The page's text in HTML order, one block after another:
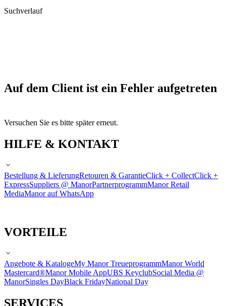
Suchverlauf
Auf dem Client ist ein Fehler aufgetreten
Versuchen Sie es bitte später erneut.
HILFE & KONTAKT
Bestellung & LieferungRetouren & GarantieClick + CollectClick +
ExpressSuppliers @ ManorPartnerprogrammManor Retail
MediaManor auf WhatsApp
VORTEILE
Angebote & KatalogeMy Manor TreueprogrammManor World
Mastercard®Manor Mobile AppUBS KeyclubSocial Media @
ManorSingles DayBlack FridayNational Day
SERVICES